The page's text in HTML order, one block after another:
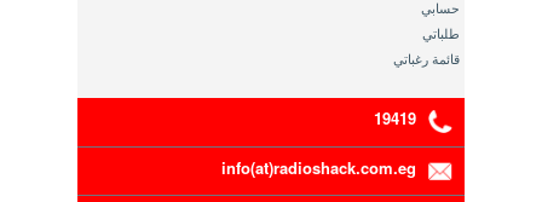
حسابي
طلباتي
قائمة رغباتي
19419
info(at)radioshack.com.eg